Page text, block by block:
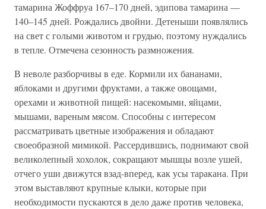
тамарина Жоффруа 167–170 дней, эдипова тамарина —
140–145 дней. Рождались двойни. Детеныши появлялись
на свет с голыми животом и грудью, поэтому нуждались
в тепле. Отмечена сезонность размножения.
В неволе разборчивы в еде. Кормили их бананами,
яблоками и другими фруктами, а также овощами,
орехами и животной пищей: насекомыми, яйцами,
мышами, вареным мясом. Способны с интересом
рассматривать цветные изображения и обладают
своеобразной мимикой. Рассердившись, поднимают свой
великолепный хохолок, сокращают мышцы возле ушей,
отчего уши движутся взад-вперед, как усы таракана. При
этом выставляют крупные клыки, которые при
необходимости пускаются в дело даже против человека,